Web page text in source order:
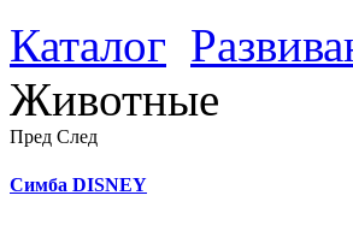
Каталог
Животные
Пред След
Симба DISNEY